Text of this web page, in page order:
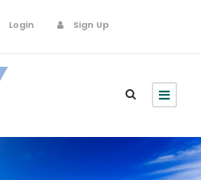
Login Sign Up